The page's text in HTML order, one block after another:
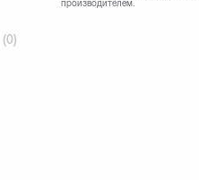
производителем.
(0)